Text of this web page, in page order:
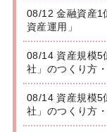
08/12 金融資産1
資産運用」
08/14 資産規模5
社」のつくり方
08/14 資産規模5
社」のつくり方